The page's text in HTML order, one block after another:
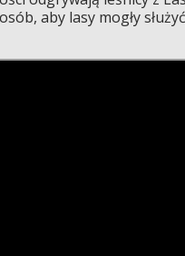
aby lasy mogły